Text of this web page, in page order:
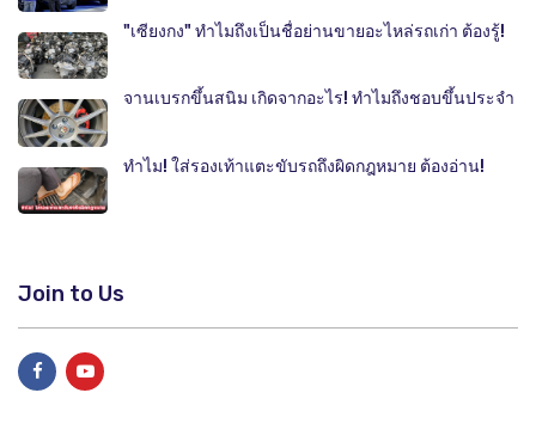
"เซียงกง" ทำไมถึงเป็นชื่อย่านขายอะไหล่รถเก่า ต้องรู้!
จานเบรกขึ้นสนิม เกิดจากอะไร! ทำไมถึงชอบขึ้นประจำ
ทำไม! ใส่รองเท้าแตะขับรถถึงผิดกฎหมาย ต้องอ่าน!
Join to Us